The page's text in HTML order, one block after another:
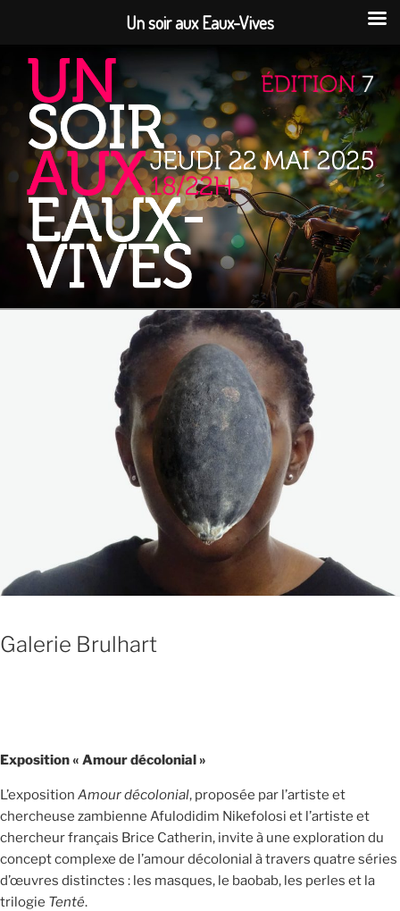
Aller
contenu
principal
Galerie Brulhart
Exposition « Amour décolonial »
L’exposition Amour décolonial, proposée par l’artiste et
chercheuse zambienne Afulodidim Nikefolosi et l’artiste et
chercheur français Brice Catherin, invite à une exploration du
concept complexe de l’amour décolonial à travers quatre séries
d’œuvres distinctes : les masques, le baobab, les perles et la
trilogie Tenté.
Un soir aux Eaux-Vives